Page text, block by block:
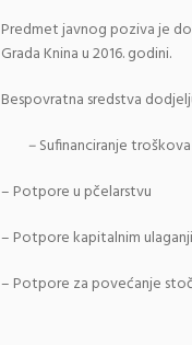
Predmet javnog poziva je
Grada Knina u 2016. godini.
Bespovratna sredstva
–Sufinanciranje
– Potpore u pčelarstvu
– Potpore kapitalnim
– Potpore za povećanje